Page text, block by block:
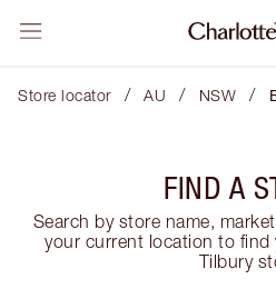
Store locator / AU / NSW /
FIND A
Search by store name,
your current location to
Tilbury